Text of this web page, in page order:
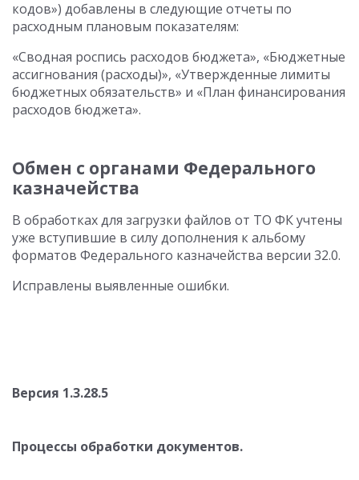
кодов») добавлены в следующие отчеты по
расходным плановым показателям:
«Сводная роспись расходов бюджета», «Бюджетные
ассигнования (расходы)», «Утвержденные лимиты
бюджетных обязательств» и «План финансирования
расходов бюджета».
Обмен с органами Федерального
казначейства
В обработках для загрузки файлов от ТО ФК учтены
уже вступившие в силу дополнения к альбому
форматов Федерального казначейства версии 32.0.
Исправлены выявленные ошибки.
Версия 1.3.28.5
Процессы обработки документов.